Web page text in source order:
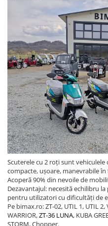
Scuterele cu 2 roți sunt
compacte, ușoare, manevrabile
Acoperă 90% din nevoile de
Dezavantajul: necesită echilibru
pentru utilizatori cu dificultăți de
Pe bimax.ro: ZT-02, UTIL 1, UTIL 2,
WARRIOR,ZT-36 LUNA, KUBA
STORM, Chopper.